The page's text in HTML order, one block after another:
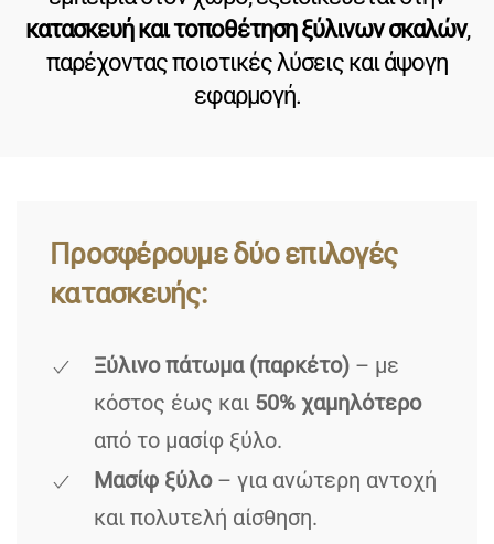
κατασκευή και τοποθέτηση ξύλινων σκαλών,
παρέχοντας ποιοτικές λύσεις και άψογη
εφαρμογή.
Προσφέρουμε δύο επιλογές
κατασκευής:
Ξύλινο πάτωμα (παρκέτο) – με
κόστος έως και 50% χαμηλότερο
από το μασίφ ξύλο.
Μασίφ ξύλο– για ανώτερη αντοχή
και πολυτελή αίσθηση.